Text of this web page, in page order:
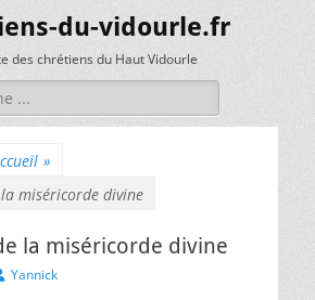
du-vidourle.fr
des chrétiens du Haut Vidourle
:
»
miséricorde divine
la miséricorde divine
Yannick